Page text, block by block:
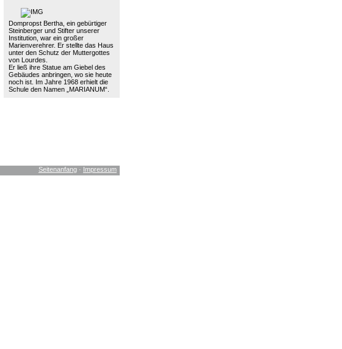
Dompropst Bertha, ein gebürtiger
Steinberger und Stifter unserer
Institution, war ein großer
Marienverehrer. Er stellte das Haus
unter den Schutz der Muttergottes
von Lourdes.
Er ließ ihre Statue am Giebel des
Gebäudes anbringen, wo sie heute
noch ist. Im Jahre 1968 erhielt die
Schule den Namen „MARIANUM“.
Seitenanfang · Impressum